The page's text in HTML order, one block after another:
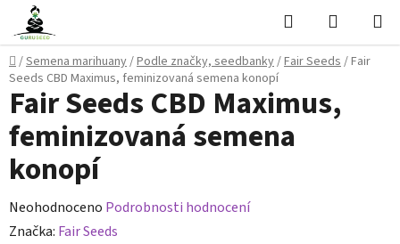
Přejít
obsah
Hledat
KOŠÍK
Domů
/Semena marihuany/Podle značky, seedbanky/Fair Seeds/Fair
Seeds CBD Maximus, feminizovaná semena konopí
Fair Seeds CBD Maximus,
feminizovaná semena
konopí
Průměrné
hodnocení
Neohodnoceno Podrobnosti hodnocení
Značka: Fair Seeds